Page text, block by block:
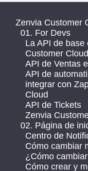
Zenvia Customer
01. For Devs
La API de
Customer Cloud
API de Ventas
API de
integrar con
Cloud
API de Tickets
Zenvia
02. Página de
Centro de
Cómo cambiar
¿Cómo
Cómo crear y